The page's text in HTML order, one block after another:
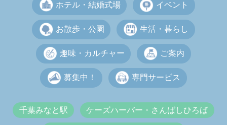
ホテル・結婚式場 イベント
お散歩・公園 生活・暮らし
趣味・カルチャー ご案内
募集中！ 専門サービス
千葉みなと駅 ケーズハーバー・さんばしひろば